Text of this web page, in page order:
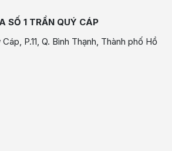
SỐ 1 TRẦN QUÝ CÁP
P.11, Q. Bình Thạnh, Thành phố Hồ